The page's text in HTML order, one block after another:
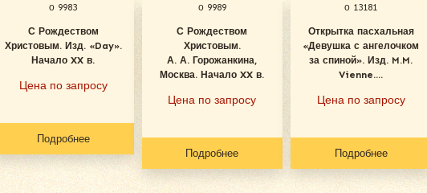
о 9983
С Рождеством
Христовым. Изд. «Day».
Начало XX в.
Цена по запросу
Подробнее
о 9989
С Рождеством
Христовым.
А. А. Горожанкина,
Москва. Начало XX в.
Цена по запросу
Подробнее
о 13181
Открытка пасхальная
«Девушка с ангелочком
за спиной». Изд. M.M.
Vienne....
Цена по запросу
Подробнее